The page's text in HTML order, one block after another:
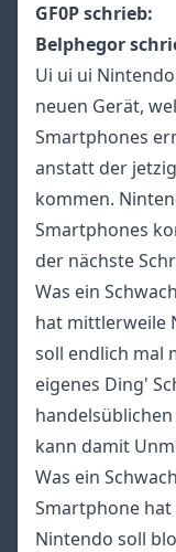
GF0P schrieb:
Belphegor
Ui ui ui
neuen Gerät,
Smartphones
anstatt der
kommen.
Smartphones
der nächste
Was ein
hat mittlerweile
soll endlich mal
eigenes Ding'
kann damit
Was ein
Smartphone hat
Nintendo soll